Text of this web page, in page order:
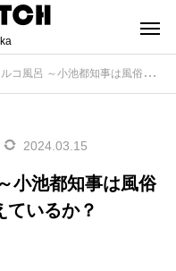
都知事は風俗と夜の街をどのように捉えているか？
2024.03.15
小池都知事は風俗
ているか？